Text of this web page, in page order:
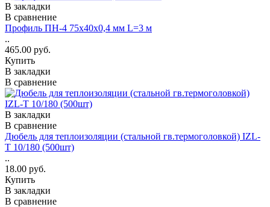
В закладки
В сравнение
Профиль ПН-4 75x40x0,4 мм L=3 м
..
465.00 руб.
Купить
В закладки
В сравнение
В закладки
В сравнение
Дюбель для теплоизоляции (стальной гв.термоголовкой) IZL-
T 10/180 (500шт)
..
18.00 руб.
Купить
В закладки
В сравнение